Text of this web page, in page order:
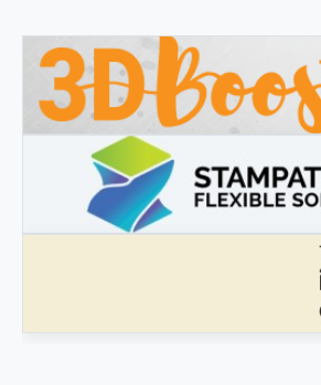
3DBOOSTER
3DBooster - Prodotti innovativi per stampa 3D